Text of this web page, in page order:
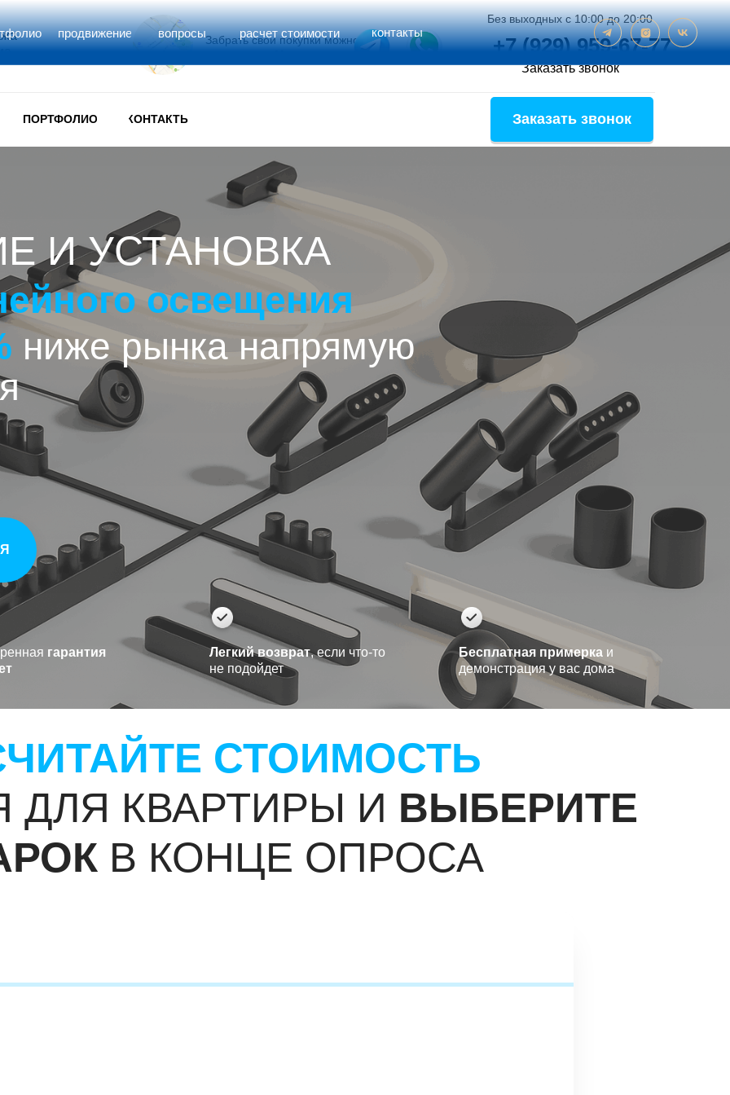
продвижение вопросы расчет стоимости контакты
КОНТАКТЫ
ПОРТФОЛИО Заказать звонок
Забрать свои покупки можно
+7 (929) 959-67-77‬
Заказать звонок
Без выходных с 10:00 до 20:00
освещения
ниже рынка напрямую
И УСТАНОВКА
Легкий возврат, если что-то
не подойдет
гарантия
Бесплатная примерка и
демонстрация у вас дома
СТОИМОСТЬ
КВАРТИРЫ И ВЫБЕРИТЕ
В КОНЦЕ ОПРОСА